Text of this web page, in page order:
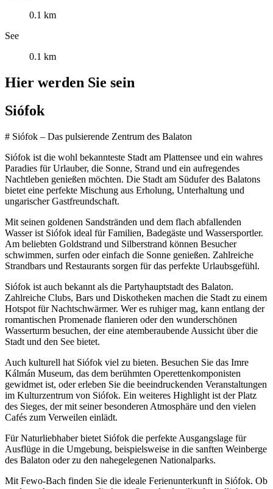
0.1 km
See
0.1 km
Hier werden Sie sein
Siófok
# Siófok – Das pulsierende Zentrum des Balaton
Siófok ist die wohl bekannteste Stadt am Plattensee und ein wahres
Paradies für Urlauber, die Sonne, Strand und ein aufregendes
Nachtleben genießen möchten. Die Stadt am Südufer des Balatons
bietet eine perfekte Mischung aus Erholung, Unterhaltung und
ungarischer Gastfreundschaft.
Mit seinen goldenen Sandstränden und dem flach abfallenden
Wasser ist Siófok ideal für Familien, Badegäste und Wassersportler.
Am beliebten Goldstrand und Silberstrand können Besucher
schwimmen, surfen oder einfach die Sonne genießen. Zahlreiche
Strandbars und Restaurants sorgen für das perfekte Urlaubsgefühl.
Siófok ist auch bekannt als die Partyhauptstadt des Balaton.
Zahlreiche Clubs, Bars und Diskotheken machen die Stadt zu einem
Hotspot für Nachtschwärmer. Wer es ruhiger mag, kann entlang der
romantischen Promenade flanieren oder den wunderschönen
Wasserturm besuchen, der eine atemberaubende Aussicht über die
Stadt und den See bietet.
Auch kulturell hat Siófok viel zu bieten. Besuchen Sie das Imre
Kálmán Museum, das dem berühmten Operettenkomponisten
gewidmet ist, oder erleben Sie die beeindruckenden Veranstaltungen
im Kulturzentrum von Siófok. Ein weiteres Highlight ist der Platz
des Sieges, der mit seiner besonderen Atmosphäre und den vielen
Cafés zum Verweilen einlädt.
Für Naturliebhaber bietet Siófok die perfekte Ausgangslage für
Ausflüge in die Umgebung, beispielsweise in die sanften Weinberge
des Balaton oder zu den nahegelegenen Nationalparks.
Mit Fewo-Bach finden Sie die ideale Ferienunterkunft in Siófok. Ob